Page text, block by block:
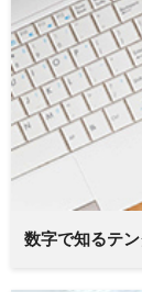
数字で知るテ